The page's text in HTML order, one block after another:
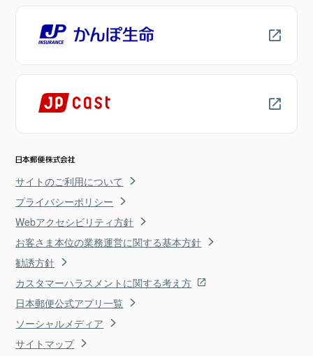
サイトのご利用について
プライバシーポリシー
Webアクセシビリティ方針
お客さま本位の業務運営に関する基本方針
勧誘方針
カスタマーハラスメントに関する考え方
日本郵便公式アプリ一覧
ソーシャルメディア
サイトマップ